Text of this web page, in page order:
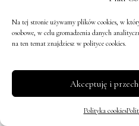
Na tej stronie używamy plików cookies, w
osobowe, w celu gromadzenia danych
na ten temat znajdziesz w polityce cookies.
Akceptuję i
Polityka cookies